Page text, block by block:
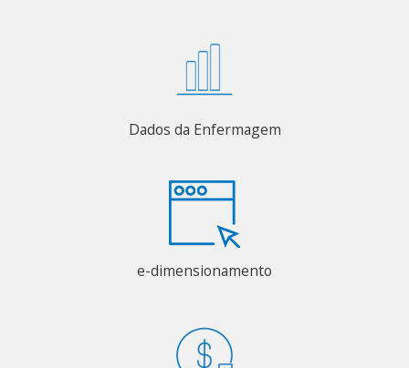
Dados da Enfermagem
e-dimensionamento